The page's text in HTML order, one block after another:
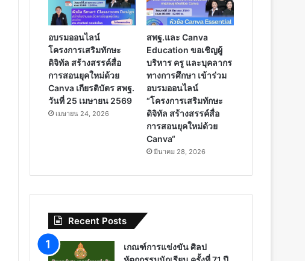
อบรมออนไลน์
โครงการเสริมทักษะ
ดิจิทัล สร้างสรรค์สื่อ
การสอนยุคใหม่ด้วย
Canva เกียรติบัตร สพฐ.
วันที่ 25 เมษายน 2569
เมษายน 24, 2026
สพฐ.และ Canva
Education ขอเชิญผู้
บริหาร ครู และบุคลากร
ทางการศึกษา เข้าร่วม
อบรมออนไลน์
“โครงการเสริมทักษะ
ดิจิทัล สร้างสรรค์สื่อ
การสอนยุคใหม่ด้วย
Canva“
มีนาคม 28, 2026
Recent Posts
เกณฑ์การแข่งขัน ศิลป